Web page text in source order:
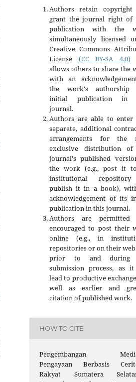
Authors retain copyright
grant the journal right of
publication with the
simultaneously licensed
Creative Commons
License (CC BY-SA 4.0)
allows others to share the
with an
the work's authorship
initial publication in
journal.
Authors are able to enter
separate, additional
arrangements for the
exclusive distribution
journal's published
the work (e.g., post it
institutional
publish it in a book),
acknowledgement of its
publication in this journal.
Authors are permitted
encouraged to post their
online (e.g., in
repositories or on their
prior to and during
submission process, as
lead to productive
well as earlier and
citation of published work.
HOW TO CITE
Pengembangan
Pengayaan Berbasis
Rakyat Sumatera